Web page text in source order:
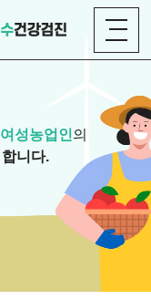
여성농업인의
합니다.